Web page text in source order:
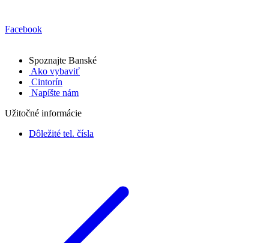
Facebook
Spoznajte Banské
Ako vybaviť
Cintorín
Napíšte nám
Užitočné informácie
Dôležité tel. čísla